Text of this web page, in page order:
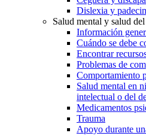
Dislexia y
Salud mental y salud
Información
Cuándo se debe
Encontrar
Problemas de
Comportamiento
Salud mental en
intelectual o del
Medicamentos
Trauma
Apoyo durante